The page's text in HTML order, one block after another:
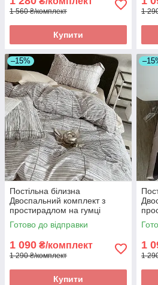
1 560 ₴/комплект
Купити
1
–15%
Постільна білизна
Двоспальний комплект з
простирадлом на гумці
160*200+20см, постільна
білизна з фланелі розмір
Готово до відправки
1 090 ₴/комплект
1 290 ₴/комплект
Купити
1
1